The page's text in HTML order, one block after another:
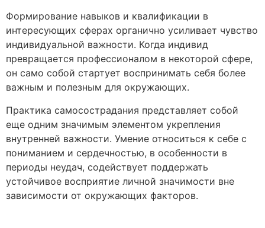
Формирование навыков и квалификации в
интересующих сферах органично усиливает чувство
индивидуальной важности. Когда индивид
превращается профессионалом в некоторой сфере,
он само собой стартует воспринимать себя более
важным и полезным для окружающих.
Практика самосострадания представляет собой
еще одним значимым элементом укрепления
внутренней важности. Умение относиться к себе с
пониманием и сердечностью, в особенности в
периоды неудач, содействует поддержать
устойчивое восприятие личной значимости вне
зависимости от окружающих факторов.